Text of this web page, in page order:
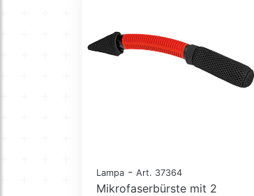
Lampa - Art. 37364
Mikrofaserbürste mit 2